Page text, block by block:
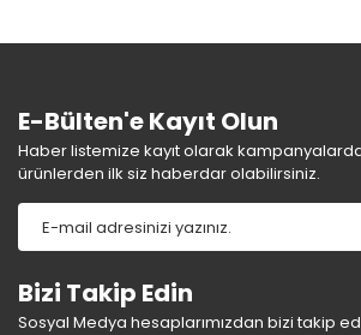
E-Bülten'e Kayıt Olun
Haber listemize kayıt olarak
ürünlerden ilk siz haberdar olabilirsiniz.
Bizi Takip Edin
Sosyal Medya hesaplarımızdan bizi takip